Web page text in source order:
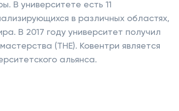
В университете есть 11
в различных областях,
В 2017 году университет получил
(THE). Ковентри является
альянса.